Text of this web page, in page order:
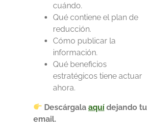
cuándo.
Qué contiene el plan de
reducción.
Cómo publicar la
información.
Qué beneficios
estratégicos tiene actuar
ahora.
Descárgala aquídejando tu
email.